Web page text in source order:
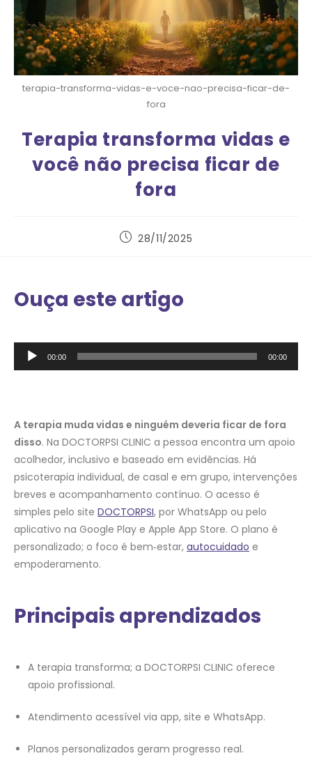
terapia-transforma-vidas-e-voce-nao-precisa-ficar-de-
fora
Terapia transforma vidas e
você não precisa ficar de
fora
28/11/2025
Ouça este artigo
Tocador
de
00:00 00:00
A terapia muda vidas e ninguém deveria ficar de fora
disso. Na DOCTORPSI CLINIC a pessoa encontra um apoio
acolhedor, inclusivo e baseado em evidências. Há
psicoterapia individual, de casal e em grupo, intervenções
breves e acompanhamento contínuo. O acesso é
simples pelo site DOCTORPSI, por WhatsApp ou pelo
aplicativo na Google Play e Apple App Store. O plano é
personalizado; o foco é bem‑estar, autocuidado e
empoderamento.
Principais aprendizados
A terapia transforma; a DOCTORPSI CLINIC oferece
apoio profissional.
Atendimento acessível via app, site e WhatsApp.
Planos personalizados geram progresso real.